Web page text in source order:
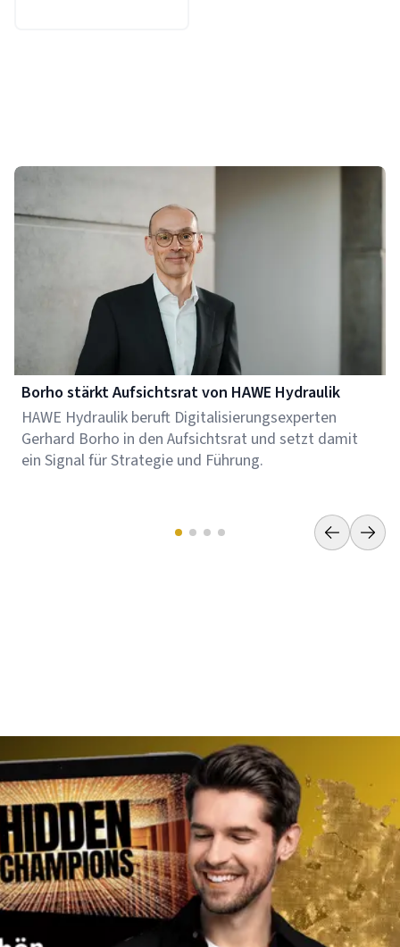
Borho stärkt Aufsichtsrat von HAWE Hydraulik
HAWE Hydraulik beruft Digitalisierungsexperten
Gerhard Borho in den Aufsichtsrat und setzt damit
ein Signal für Strategie und Führung.